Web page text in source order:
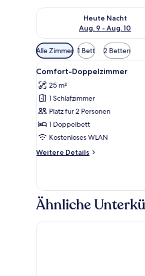
Heute Nacht
Aug. 9 - Aug. 10
Überprüfe die Verfügbarkeit
Verfügbare
Filter
für
Zimmer
Alle Zimmer 1 Bett 2 Betten
Alle
Fotos
für
Comfort-
Doppelzimmer
anzeigen
12
Comfort-Doppelzimmer
25 m²
1 Schlafzimmer
Platz für 2 Personen
1 Doppelbett
Kostenloses WLAN
Weitere Details
Weitere
Doppelzimmer
Ähnliche
Corte di Nettuno - CDSHotels